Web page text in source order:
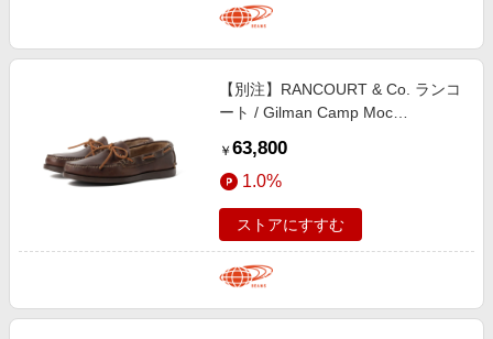
【別注】RANCOURT & Co. ランコ
ート / Gilman Camp Moc
Carolina Brown 9.5
￥ 63,800
1.0%
ストアにすすむ